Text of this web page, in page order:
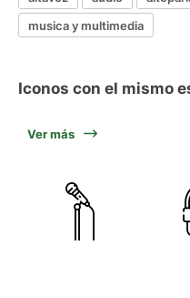
musica y multimedia
Iconos con el mismo
Ver más